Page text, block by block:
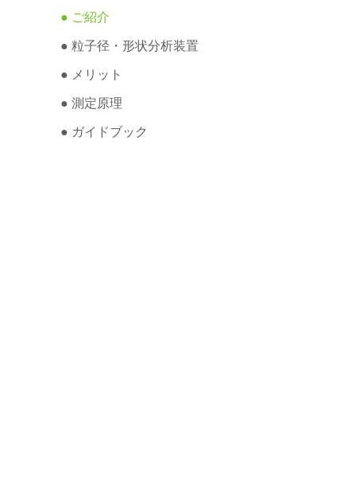
● ご紹介
● 粒子径・形状分析装置
● メリット
● 測定原理
● ガイドブック